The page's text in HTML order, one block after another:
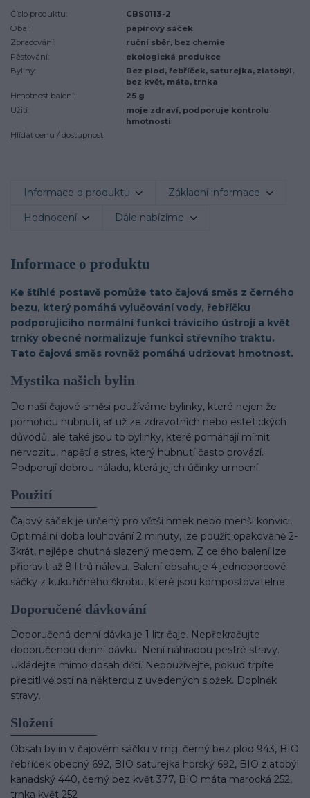
Číslo produktu:
CBS0113-2
Obal:
papírový sáček
Zpracování:
ruční sběr, bez chemie
Pěstování:
ekologická produkce
Byliny:
Bez plod, řebříček, saturejka, zlatobýl,
bez květ, máta, trnka
Hmotnost balení:
25 g
Užití:
moje zdraví, podporuje kontrolu
hmotnosti
Hlídat cenu / dostupnost
Informace o produktu Základní informace
Hodnocení Dále nabízíme
Informace o produktu
Ke štíhlé postavě pomůže tato čajová směs z černého
bezu, který pomáhá vylučování vody, řebříčku
podporujícího normální funkci trávicího ústrojí a květ
trnky obecné normalizuje funkci střevního traktu.
Tato čajová směs rovněž pomáhá udržovat hmotnost.
Mystika našich bylin
Do naší čajové směsi používáme bylinky, které nejen že
pomohou hubnutí, ať už ze zdravotních nebo estetických
důvodů, ale také jsou to bylinky, které pomáhají mírnit
nervozitu, napětí a stres, který hubnutí často provází.
Podporují dobrou náladu, která jejich účinky umocní.
Použití
Čajový sáček je určený pro větší hrnek nebo menší konvici,
Optimální doba louhování 2 minuty, lze použít opakovaně 2-
3krát, nejlépe chutná slazený medem. Z celého balení lze
připravit až 8 litrů nálevu. Balení obsahuje 4 jednoporcové
sáčky z kukuřičného škrobu, které jsou kompostovatelné.
Doporučené dávkování
Doporučená denní dávka je 1 litr čaje. Nepřekračujte
doporučenou denní dávku. Není náhradou pestré stravy.
Ukládejte mimo dosah dětí. Nepoužívejte, pokud trpíte
přecitlivělostí na některou z uvedených složek. Doplněk
stravy.
Složení
Obsah bylin v čajovém sáčku v mg: černý bez plod 943, BIO
řebříček obecný 692, BIO saturejka horský 692, BIO zlatobýl
kanadský 440, černý bez květ 377, BIO máta marocká 252,
trnka květ 252